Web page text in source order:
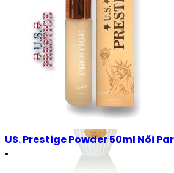
US. Prestige Powder 50ml Női
•